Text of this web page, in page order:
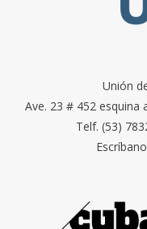
Unión
Ave. 23 # 452 esquina
Telf. (53)